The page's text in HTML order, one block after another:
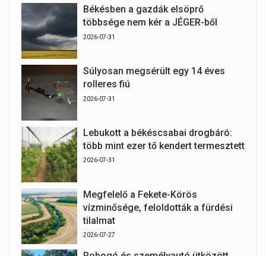
Békésben a gazdák elsöprő
többsége nem kér a JÉGER-ből
2026-07-31
Súlyosan megsérült egy 14 éves
rolleres fiú
2026-07-31
Lebukott a békéscsabai drogbáró:
több mint ezer tő kendert termesztett
2026-07-31
Megfelelő a Fekete-Körös
vízminősége, feloldották a fürdési
tilalmat
2026-07-27